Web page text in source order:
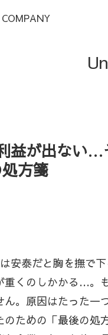
COMPANY
益が出ない…
方箋
安泰だと胸を撫で
くのしかかる…。
。原因はたった
ための「最後の